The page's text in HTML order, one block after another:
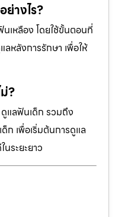
างไร?
เหลือง โดยใช้ขั้นตอนที่
หลังการรักษา เพื่อให้
?
แลฟันเด็ก รวมถึง
ก เพื่อเริ่มต้นการดูแล
ระยะยาว